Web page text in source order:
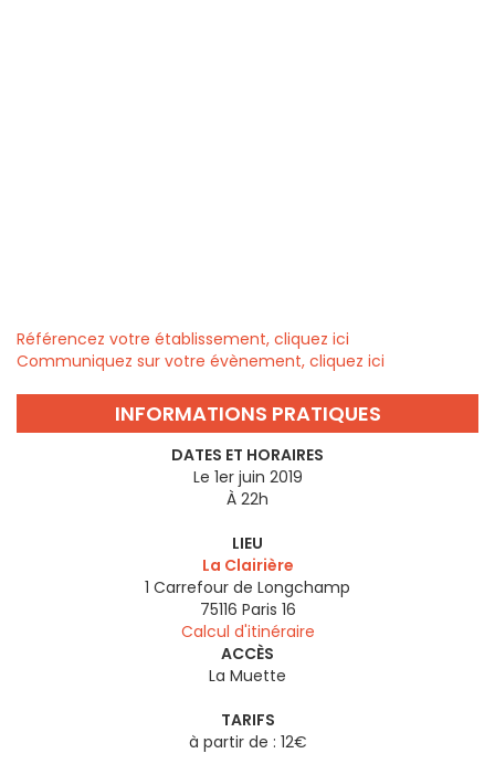
Référencez votre établissement, cliquez ici
Communiquez sur votre évènement, cliquez ici
INFORMATIONS PRATIQUES
DATES ET HORAIRES
Le 1er juin 2019
À 22h
LIEU
La Clairière
1 Carrefour de Longchamp
75116 Paris 16
Calcul d'itinéraire
ACCÈS
La Muette
TARIFS
à partir de : 12€